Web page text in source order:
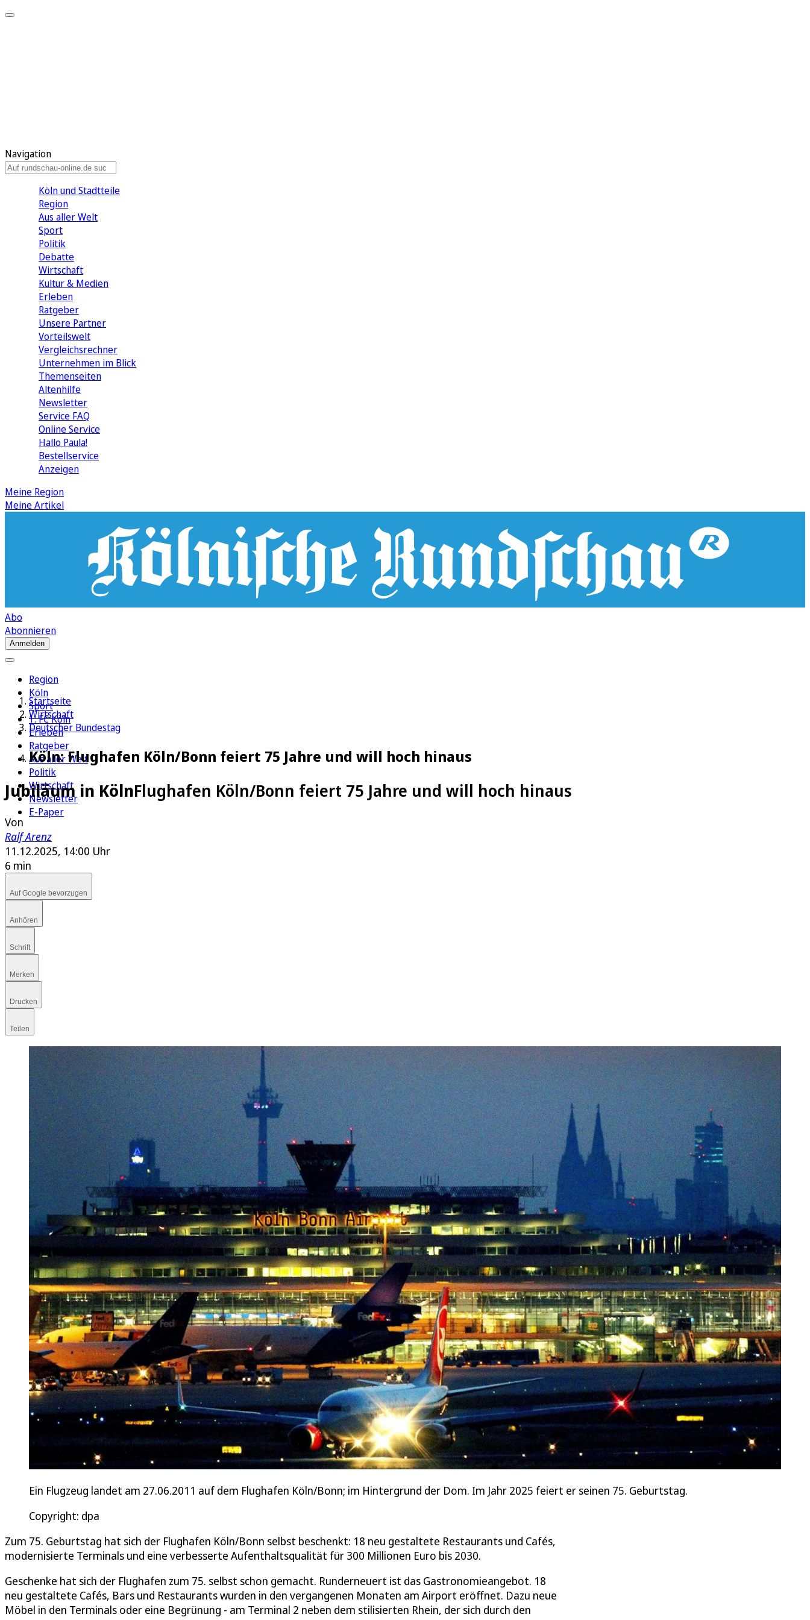
Navigation
Köln und Stadtteile
Region
Aus aller Welt
Sport
Politik
Debatte
Wirtschaft
Kultur & Medien
Erleben
Ratgeber
Unsere Partner
Vorteilswelt
Vergleichsrechner
Unternehmen im Blick
Themenseiten
Altenhilfe
Newsletter
Service FAQ
Online Service
Hallo Paula!
Bestellservice
Anzeigen
Meine Region
Meine Artikel
Abo
Abonnieren
Anmelden
Region
Köln
Sport
1. FC Köln
Erleben
Ratgeber
Aus aller Welt
Politik
Wirtschaft
Newsletter
E-Paper
Startseite
Wirtschaft
Deutscher Bundestag
Köln: Flughafen Köln/Bonn feiert 75 Jahre und will hoch hinaus
Jubiläum in KölnFlughafen Köln/Bonn feiert 75 Jahre und will hoch hinaus
Von
Ralf Arenz
11.12.2025, 14:00 Uhr
6 min
Auf Google bevorzugen
Anhören
Schrift
Merken
Drucken
Teilen
Ein Flugzeug landet am 27.06.2011 auf dem Flughafen Köln/Bonn; im Hintergrund der Dom. Im Jahr 2025 feiert er seinen 75. Geburtstag.
Copyright: dpa
Zum 75. Geburtstag hat sich der Flughafen Köln/Bonn selbst beschenkt: 18 neu gestaltete Restaurants und Cafés,
modernisierte Terminals und eine verbesserte Aufenthaltsqualität für 300 Millionen Euro bis 2030.
Geschenke hat sich der Flughafen zum 75. selbst schon gemacht. Runderneuert ist das Gastronomieangebot. 18
neu gestaltete Cafés, Bars und Restaurants wurden in den vergangenen Monaten am Airport eröffnet. Dazu neue
Möbel in den Terminals oder eine Begrünung - am Terminal 2 neben dem stilisierten Rhein, der sich durch den